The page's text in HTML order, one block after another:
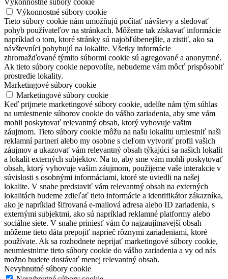
Výkonnostné súbory cookie
Výkonnostné súbory cookie
Tieto súbory cookie nám umožňujú počítať návštevy a sledovať
pohyb používateľov na stránkach. Môžeme tak získavať informácie
napríklad o tom, ktoré stránky sú najobľúbenejšie, a zistiť, ako sa
návštevníci pohybujú na lokalite. Všetky informácie
zhromažďované týmito súbormi cookie sú agregované a anonymné.
Ak tieto súbory cookie nepovolíte, nebudeme vám môcť prispôsobiť
prostredie lokality.
Marketingové súbory cookie
Marketingové súbory cookie
Keď prijmete marketingové súbory cookie, udelíte nám tým súhlas
na umiestnenie súborov cookie do vášho zariadenia, aby sme vám
mohli poskytovať relevantný obsah, ktorý vyhovuje vašim
záujmom. Tieto súbory cookie môžu na našu lokalitu umiestniť naši
reklamní partneri alebo my osobne s cieľom vytvoriť profil vašich
záujmov a ukazovať vám relevantný obsah týkajúci sa našich lokalít
a lokalít externých subjektov. Na to, aby sme vám mohli poskytovať
obsah, ktorý vyhovuje vašim záujmom, použijeme vaše interakcie v
súvislosti s osobnými informáciami, ktoré ste uviedli na našej
lokalite. V snahe predstaviť vám relevantný obsah na externých
lokalitách budeme zdieľať tieto informácie a identifikátor zákazníka,
ako je napríklad šifrovaná e-mailová adresa alebo ID zariadenia, s
externými subjektmi, ako sú napríklad reklamné platformy alebo
sociálne siete. V snahe priniesť vám čo najzaujímavejší obsah
môžeme tieto dáta prepojiť naprieč rôznymi zariadeniami, ktoré
používate. Ak sa rozhodnete neprijať marketingové súbory cookie,
neumiestnime tieto súbory cookie do vášho zariadenia a vy od nás
možno budete dostávať menej relevantný obsah.
Nevyhnutné súbory cookie